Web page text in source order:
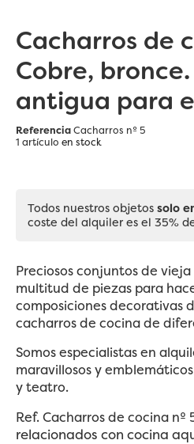
Cacharros de
Cobre,
antigua para
ReferenciaCacharros nº 5
1 artículo en stock
Todos nuestros objetos solo
coste del alquiler es el 35%
Preciosos conjuntos de
multitud de piezas para
composiciones decorativas
cacharros de cocina de
Somos especialistas en
maravillosos y
y teatro.
Ref. Cacharros de cocina
relacionados con cocina